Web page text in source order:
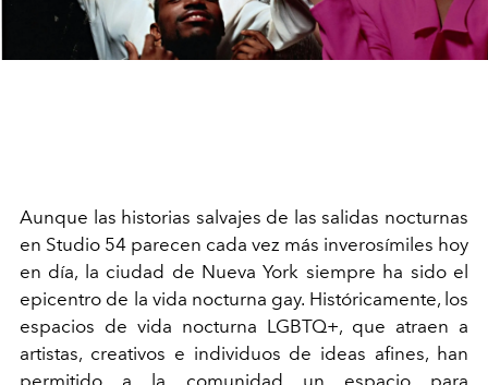
Aunque las historias salvajes de las salidas nocturnas
en Studio 54 parecen cada vez más inverosímiles hoy
en día, la ciudad de Nueva York siempre ha sido el
epicentro de la vida nocturna gay. Históricamente, los
espacios de vida nocturna LGBTQ+, que atraen a
artistas, creativos e individuos de ideas afines, han
permitido a la comunidad un espacio para